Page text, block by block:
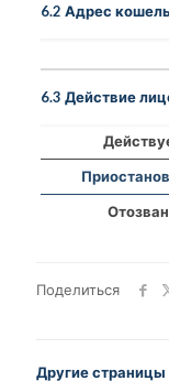
6.2 Адрес
6.3 Действие
Поделиться
Другие страницы